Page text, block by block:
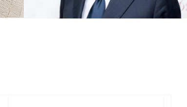
Смотреть проект